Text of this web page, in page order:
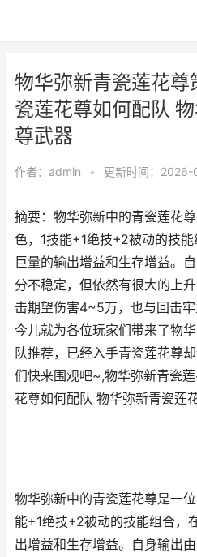
物华弥新青瓷莲花尊
瓷莲花尊如何配队
尊武器
作者： admin • 更新时间：2026-
摘要：物华弥新中的青瓷莲花
色，1技能+1绝技+2被动的技
巨量的输出增益和生存增益。
分不稳定，但依然有很大的上
击期望伤害4~5万，也与回击
今儿就为各位玩家们带来了物
队推荐，已经入手青瓷莲花尊
们快来围观吧~,物华弥新青瓷
花尊如何配队 物华弥新青瓷莲
物华弥新中的青瓷莲花尊是一
能+1绝技+2被动的技能组合，
出增益和生存增益。自身输出